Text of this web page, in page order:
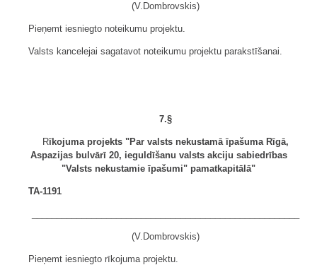
(V.Dombrovskis)
Pieņemt iesniegto noteikumu projektu.
Valsts kancelejai sagatavot noteikumu projektu parakstīšanai.
7.§
Rīkojuma projekts "Par valsts nekustamā īpašuma Rīgā,
Aspazijas bulvārī 20, ieguldīšanu valsts akciju sabiedrības
"Valsts nekustamie īpašumi" pamatkapitālā"
TA-1191
(V.Dombrovskis)
Pieņemt iesniegto rīkojuma projektu.